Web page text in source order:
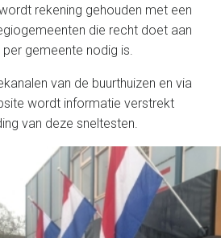
rekening gehouden met een
die recht doet aan
gemeente nodig is.
van de buurthuizen en via
wordt informatie verstrekt
van deze sneltesten.